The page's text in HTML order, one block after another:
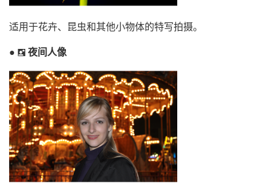
适用于花卉、昆虫和其他小物体的特写拍摄。
o 夜间人像